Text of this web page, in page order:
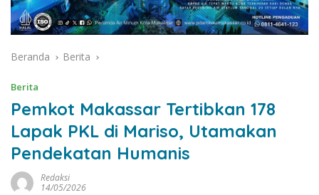
Beranda Berita
Berita
Pemkot Makassar Tertibkan 178
Lapak PKL di Mariso, Utamakan
Pendekatan Humanis
Redaksi
14/05/2026